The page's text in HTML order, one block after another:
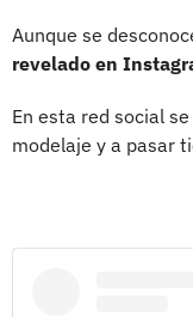
Aunque se
revelado en
En esta red social
modelaje y a pasar